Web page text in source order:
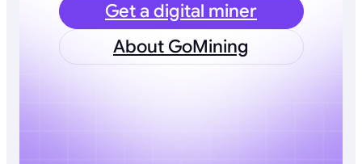
Get a digital miner
About GoMining